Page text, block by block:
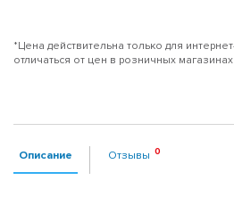
*Цена действительна только для
отличаться от цен в розничных магазинах
Описание Отзывы